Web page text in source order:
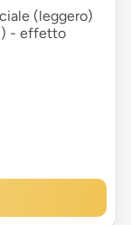
(leggero)
- effetto